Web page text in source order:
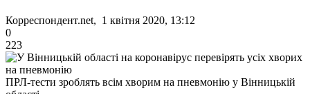
Корреспондент.net, 1 квітня 2020, 13:12
0
223
ПРЛ-тести зроблять всім хворим на пневмонію у Вінницькій